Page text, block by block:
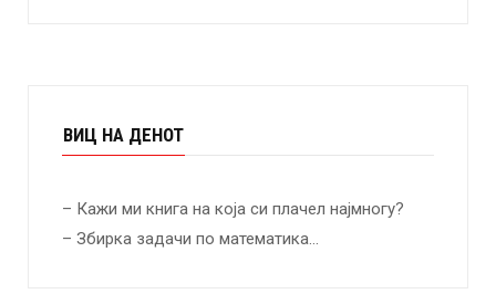
ВИЦ НА ДЕНОТ
– Кажи ми книга на која си плачел најмногу?
– Збирка задачи по математика…